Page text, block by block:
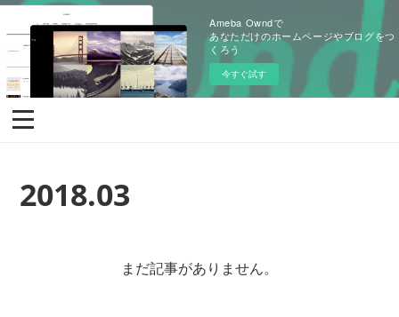
Ameba Owndで
あなただけのホームページやブログをつ
くろう
今すぐ試す
2018.03
まだ記事がありません。